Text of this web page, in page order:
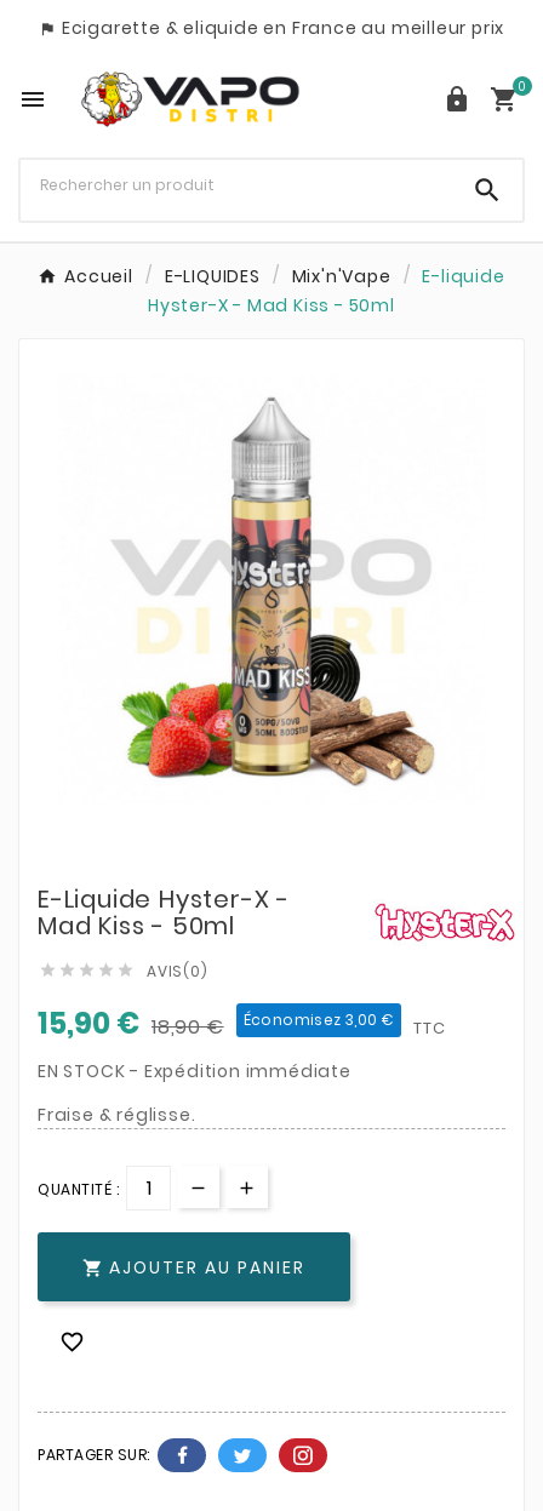
 Ecigarette & eliquide en France au meilleur prix
  0

Accueil E-LIQUIDES Mix'n'Vape
E-liquide
Hyster-X - Mad Kiss - 50ml
E-Liquide Hyster-X -
Mad Kiss - 50ml
     AVIS(0)
15,90 € 18,90 € Économisez 3,00 € TTC
EN STOCK - Expédition immédiate
Fraise & réglisse.
QUANTITÉ :
 AJOUTER AU PANIER

PARTAGER SUR: